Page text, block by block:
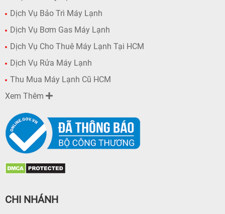
Dịch Vụ Bảo Trì Máy Lạnh
Dịch Vụ Bơm Gas Máy Lạnh
Dịch Vụ Cho Thuê Máy Lạnh Tại HCM
Dịch Vụ Rửa Máy Lạnh
Thu Mua Máy Lạnh Cũ HCM
Xem Thêm
CHI NHÁNH